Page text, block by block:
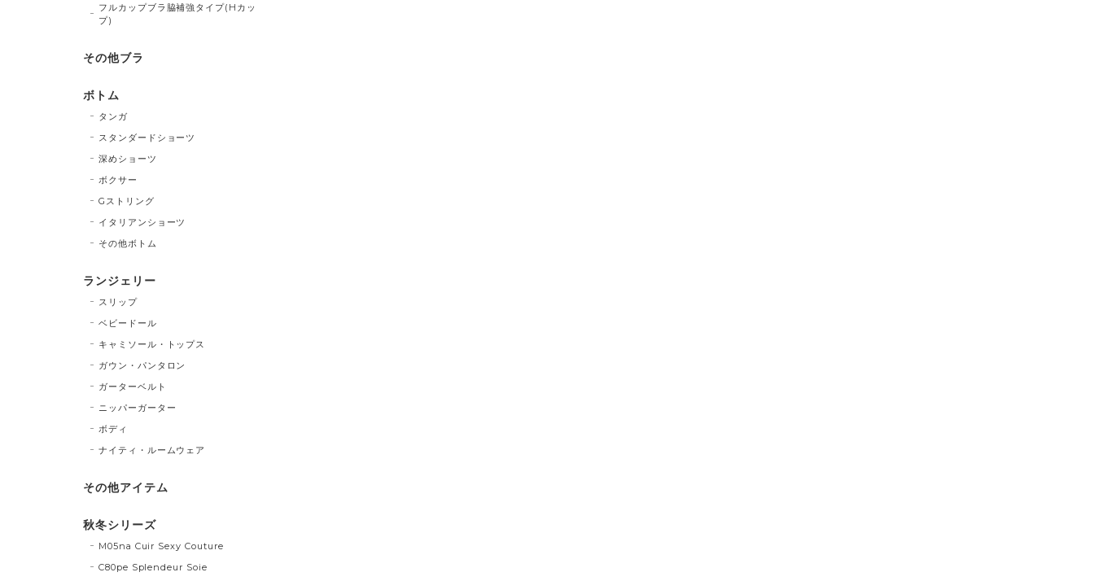
フルカップブラ脇補強タイプ(Hカッ
プ)
その他ブラ
ボトム
タンガ
スタンダードショーツ
深めショーツ
ボクサー
Gストリング
イタリアンショーツ
その他ボトム
ランジェリー
スリップ
ベビードール
キャミソール・トップス
ガウン・パンタロン
ガーターベルト
ニッパーガーター
ボディ
ナイティ・ルームウェア
その他アイテム
秋冬シリーズ
M05na Cuir Sexy Couture
C80pe Splendeur Soie